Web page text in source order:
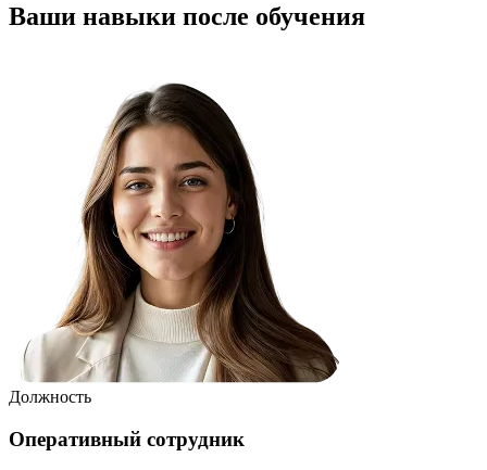
Ваши навыки после обучения
Должность
Оперативный сотрудник